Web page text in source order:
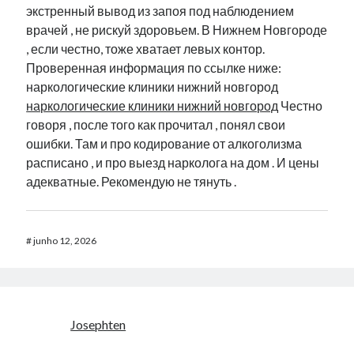
экстренный вывод из запоя под наблюдением
врачей , не рискуй здоровьем. В Нижнем Новгороде
, если честно, тоже хватает левых контор.
Проверенная информация по ссылке ниже:
наркологические клиники нижний новгород
наркологические клиники нижний новгород Честно
говоря , после того как прочитал , понял свои
ошибки. Там и про кодирование от алкоголизма
расписано , и про выезд нарколога на дом . И цены
адекватные. Рекомендую не тянуть .
#junho 12, 2026
Josephten